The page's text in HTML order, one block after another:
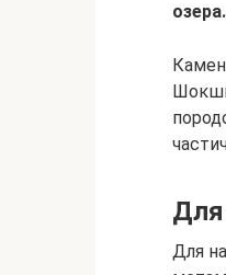
озера.
Для
Для